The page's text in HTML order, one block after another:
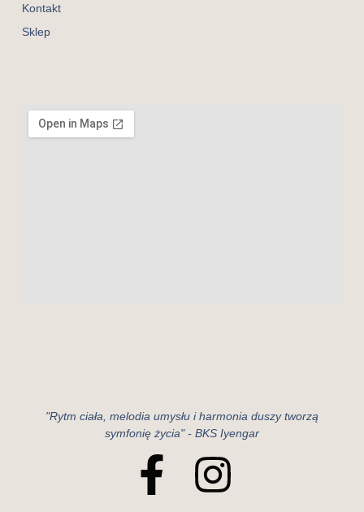
"Rytm ciała, melodia umysłu i harmonia duszy tworzą
symfonię życia" - BKS Iyengar
Kontakt
Sklep